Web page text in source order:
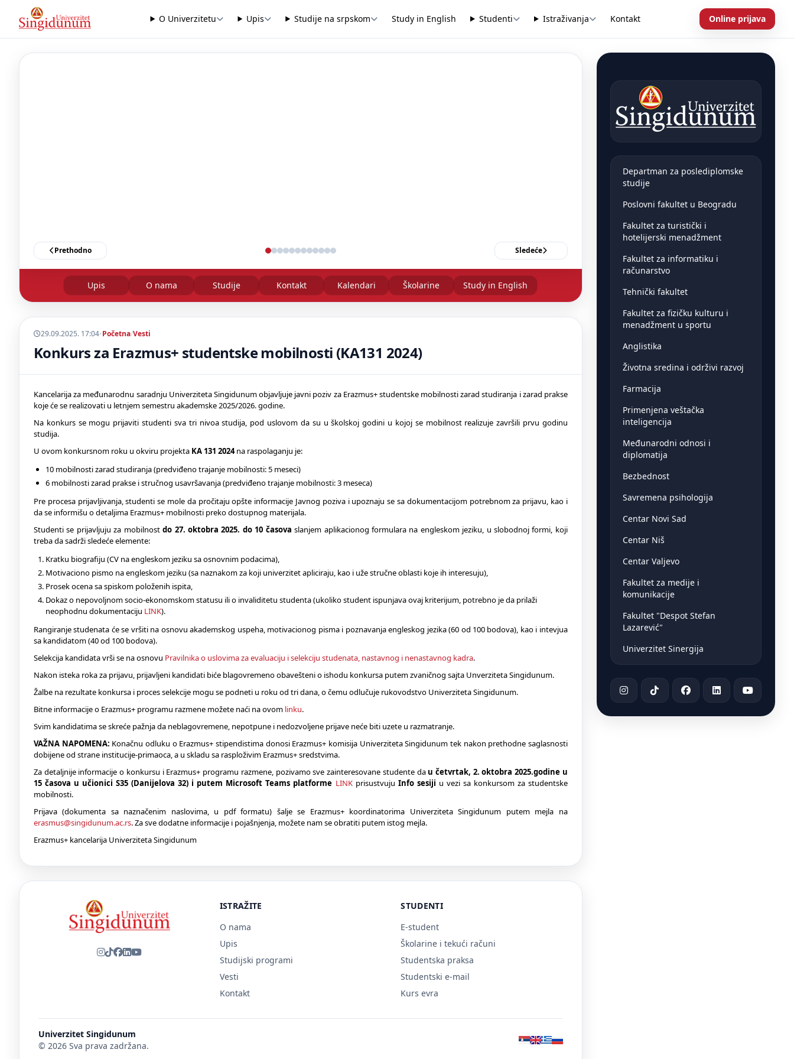
O Univerzitetu Upis Studije na srpskom Study in English Studenti Istraživanja Kontakt Online prijava
Prethodno Sledeće
Upis O nama Studije Kontakt Kalendari Školarine Study in English
29.09.2025. 17:04•Početna/Vesti
Konkurs za Erazmus+ studentske mobilnosti (KA131 2024)
Kancelarija za međunarodnu saradnju Univerziteta Singidunum objavljuje javni poziv za Erazmus+ studentske mobilnosti zarad studiranja i zarad prakse
koje će se realizovati u letnjem semestru akademske 2025/2026. godine.
Na konkurs se mogu prijaviti studenti sva tri nivoa studija, pod uslovom da su u školskoj godini u kojoj se mobilnost realizuje završili prvu godinu
studija.
U ovom konkursnom roku u okviru projekta KA 131 2024na raspolaganju je:
10 mobilnosti zarad studiranja (predviđeno trajanje mobilnosti: 5 meseci)
6 mobilnosti zarad prakse i stručnog usavršavanja (predviđeno trajanje mobilnosti: 3 meseca)
Pre procesa prijavljivanja, studenti se mole da pročitaju opšte informacije Javnog poziva i upoznaju se sa dokumentacijom potrebnom za prijavu, kao i
da se informišu o detaljima Erazmus+ mobilnosti preko dostupnog materijala.
Studenti se prijavljuju za mobilnostdo 27. oktobra 2025. do 10 časova slanjem aplikacionog formulara na engleskom jeziku, u slobodnoj formi, koji
treba da sadrži sledeće elemente:
Kratku biografiju (CV na engleskom jeziku sa osnovnim podacima),
Motivaciono pismo na engleskom jeziku (sa naznakom za koji univerzitet apliciraju, kao i uže stručne oblasti koje ih interesuju),
Prosek ocena sa spiskom položenih ispita,
Dokaz o nepovoljnom socio-ekonomskom statusu ili o invaliditetu studenta (ukoliko student ispunjava ovaj kriterijum, potrebno je da prilaži
neophodnu dokumentaciju LINK).
Rangiranje studenata će se vršiti na osnovu akademskog uspeha, motivacionog pisma i poznavanja engleskog jezika (60 od 100 bodova), kao i intevjua
sa kandidatom (40 od 100 bodova).
Selekcija kandidata vrši se na osnovu Pravilnika o uslovima za evaluaciju i selekciju studenata, nastavnog i nenastavnog kadra.
Nakon isteka roka za prijavu, prijavljeni kandidati biće blagovremeno obavešteni o ishodu konkursa putem zvaničnog sajta Unverziteta Singidunum.
Žalbe na rezultate konkursa i proces selekcije mogu se podneti u roku od tri dana, o čemu odlučuje rukovodstvo Univerziteta Singidunum.
Bitne informacije o Erazmus+ programu razmene možete naći na ovom linku.
Svim kandidatima se skreće pažnja da neblagovremene, nepotpune i nedozvoljene prijave neće biti uzete u razmatranje.
VAŽNA NAPOMENA: Konačnu odluku o Erazmus+ stipendistima donosi Erazmus+ komisija Univerziteta Singidunum tek nakon prethodne saglasnosti
dobijene od strane institucije-primaoca, a u skladu sa rasploživim Erazmus+ sredstvima.
Za detaljnije informacije o konkursu i Erazmus+ programu razmene, pozivamo sve zainteresovane studente da u četvrtak, 2. oktobra 2025.godine u
15 časova u učionici S35 (Danijelova 32) i putem Microsoft Teams platforme LINKprisustvuju Info sesiji u vezi sa konkursom za studentske
mobilnosti.
Prijava (dokumenta sa naznačenim naslovima, u pdf formatu) šalje se Erazmus+ koordinatorima Univerziteta Singidunum putem mejla na
erasmus@singidunum.ac.rs. Za sve dodatne informacije i pojašnjenja, možete nam se obratiti putem istog mejla.
Erazmus+ kancelarija Univerziteta Singidunum
ISTRAŽITE
O nama
Upis
Studijski programi
Vesti
Kontakt
STUDENTI
E-student
Školarine i tekući računi
Studentska praksa
Studentski e-mail
Kurs evra
Univerzitet Singidunum
© 2026 Sva prava zadržana.
Departman za poslediplomske
studije
Poslovni fakultet u Beogradu
Fakultet za turistički i
hotelijerski menadžment
Fakultet za informatiku i
računarstvo
Tehnički fakultet
Fakultet za fizičku kulturu i
menadžment u sportu
Anglistika
Životna sredina i održivi razvoj
Farmacija
Primenjena veštačka
inteligencija
Međunarodni odnosi i
diplomatija
Bezbednost
Savremena psihologija
Centar Novi Sad
Centar Niš
Centar Valjevo
Fakultet za medije i
komunikacije
Fakultet "Despot Stefan
Lazarević"
Univerzitet Sinergija